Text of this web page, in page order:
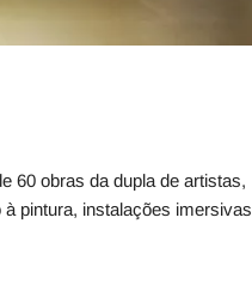
60 obras da dupla de artistas,
pintura, instalações imersivas